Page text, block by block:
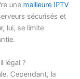
une meilleure IPTV
sécurisés et
lui, se limite
légal ?
Cependant, la